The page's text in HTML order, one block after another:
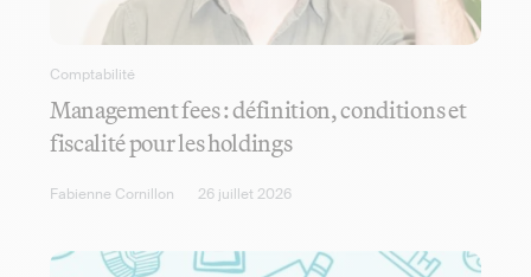
Comptabilité
Management fees : définition, conditions et
fiscalité pour les holdings
Fabienne Cornillon 26 juillet 2026